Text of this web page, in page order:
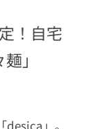
！自宅
」
」。